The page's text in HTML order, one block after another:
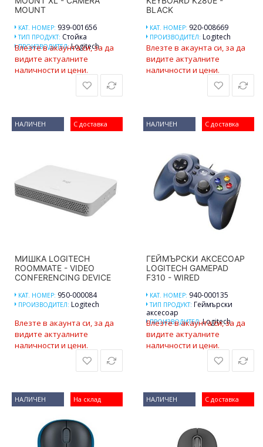
MOUNT
КАТ. НОМЕР: 939-001656
ТИП ПРОДУКТ: Стойка
ПРОИЗВОДИТЕЛ:Logitech
Влезте в акаунта си, за да
видите актуалните
наличности и цени.
BLACK
КАТ. НОМЕР: 920-008669
ПРОИЗВОДИТЕЛ: Logitech
Влезте в акаунта си, за да
видите актуалните
наличности и цени.
С доставка
НАЛИЧЕН
МИШКА LOGITECH
ROOMMATE - VIDEO
CONFERENCING DEVICE
КАТ. НОМЕР: 950-000084
ПРОИЗВОДИТЕЛ: Logitech
Влезте в акаунта си, за да
видите актуалните
наличности и цени.
С доставка
НАЛИЧЕН
ГЕЙМЪРСКИ АКСЕСОАР
LOGITECH GAMEPAD
F310 - WIRED
КАТ. НОМЕР: 940-000135
ТИП ПРОДУКТ: Геймърски
аксесоар
ПРОИЗВОДИТЕЛ:Logitech
Влезте в акаунта си, за да
видите актуалните
наличности и цени.
На склад
НАЛИЧЕН С доставка
НАЛИЧЕН